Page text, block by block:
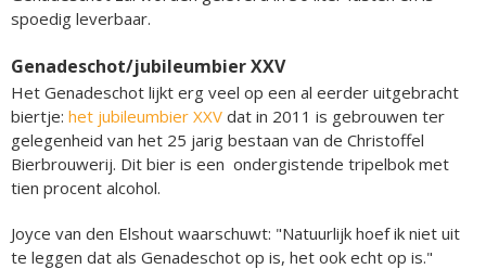
spoedig leverbaar.
Genadeschot/jubileumbier XXV
Het Genadeschot lijkt erg veel op een al eerder uitgebracht
biertje: het jubileumbier XXV dat in 2011 is gebrouwen ter
gelegenheid van het 25 jarig bestaan van de Christoffel
Bierbrouwerij. Dit bier is een ondergistende tripelbok met
tien procent alcohol.
Joyce van den Elshout waarschuwt: "Natuurlijk hoef ik niet uit
te leggen dat als Genadeschot op is, het ook echt op is."